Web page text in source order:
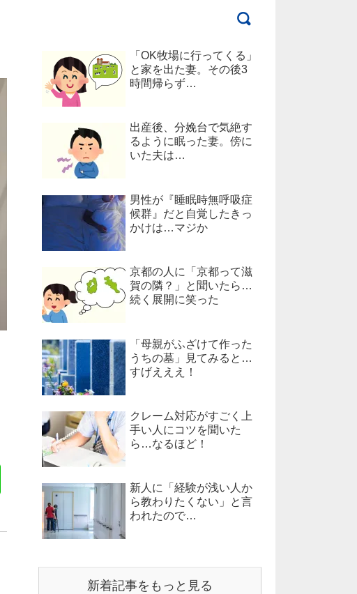
「OK牧場に行ってくる」
と家を出た妻。その後3
時間帰らず…
出産後、分娩台で気絶す
るように眠った妻。傍に
いた夫は…
男性が『睡眠時無呼吸症
候群』だと自覚したきっ
かけは…マジか
京都の人に「京都って滋
賀の隣？」と聞いたら…
続く展開に笑った
「母親がふざけて作った
うちの墓」見てみると…
すげえええ！
クレーム対応がすごく上
手い人にコツを聞いた
ら…なるほど！
新人に「経験が浅い人か
ら教わりたくない」と言
われたので…
新着記事をもっと見る